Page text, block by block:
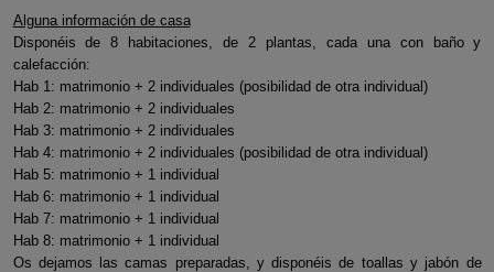
Alguna información de casa
Disponéis de 8 habitaciones, de 2 plantas, cada una con baño y
calefacción:
Hab 1: matrimonio + 2 individuales (posibilidad de otra individual)
Hab 2: matrimonio + 2 individuales
Hab 3: matrimonio + 2 individuales
Hab 4: matrimonio + 2 individuales (posibilidad de otra individual)
Hab 5: matrimonio + 1 individual
Hab 6: matrimonio + 1 individual
Hab 7: matrimonio + 1 individual
Hab 8: matrimonio + 1 individual
Os dejamos las camas preparadas, y disponéis de toallas y jabón de